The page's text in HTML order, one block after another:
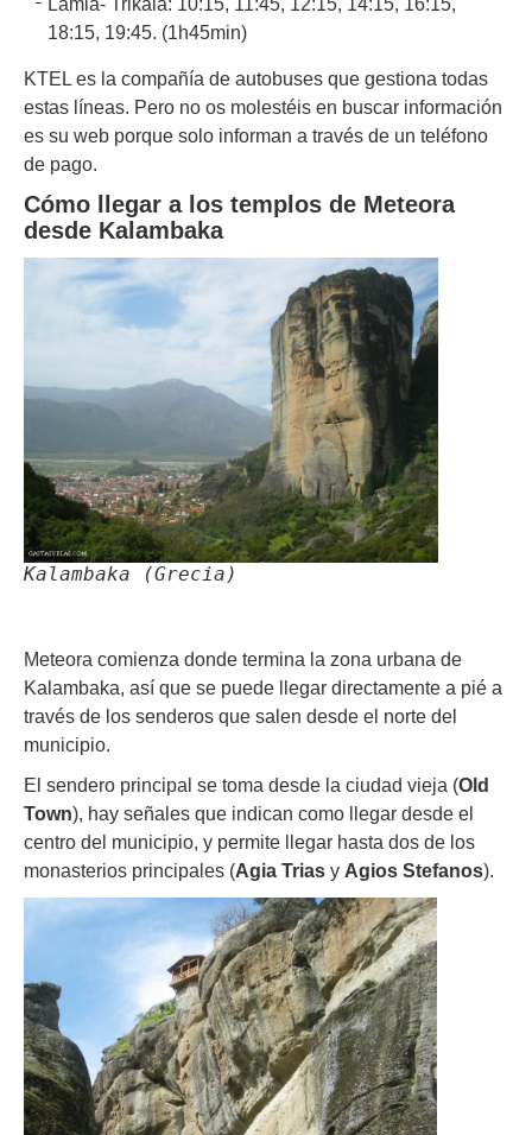
18:15, 19:45. (1h45min)
KTEL es la compañía de autobuses que gestiona todas
estas líneas. Pero no os molestéis en buscar información
es su web porque solo informan a través de un teléfono
de pago.
Cómo llegar a los templos de Meteora
desde Kalambaka
Kalambaka (Grecia)
Meteora comienza donde termina la zona urbana de
Kalambaka, así que se puede llegar directamente a pié a
través de los senderos que salen desde el norte del
municipio.
El sendero principal se toma desde la ciudad vieja (Old
Town), hay señales que indican como llegar desde el
centro del municipio, y permite llegar hasta dos de los
monasterios principales (Agia Trias y Agios Stefanos).